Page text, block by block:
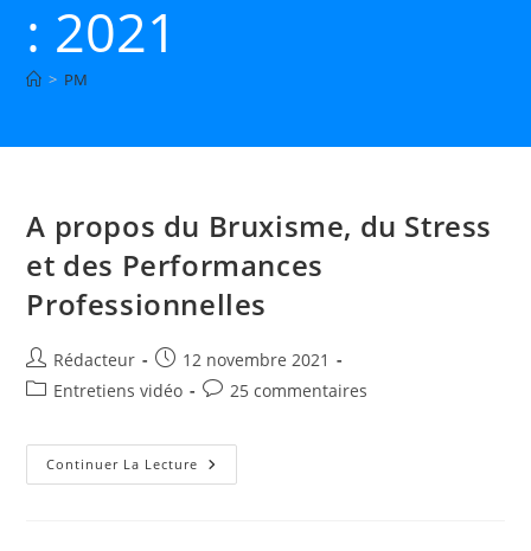
: 2021
> PM
A propos du Bruxisme, du Stress
et des Performances
Professionnelles
Auteur/autrice
de
Rédacteur
Publication
publiée :
12 novembre 2021
PostEntretiens vidéo
Commentaires
la
publication :
25 commentaires
Continuer La Lecture A
Propos